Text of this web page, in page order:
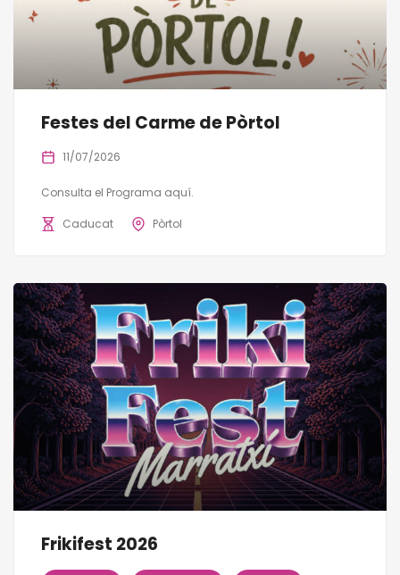
Festes del Carme de Pòrtol
11/07/2026
Consulta el Programa aquí.
Caducat Pòrtol
Frikifest 2026